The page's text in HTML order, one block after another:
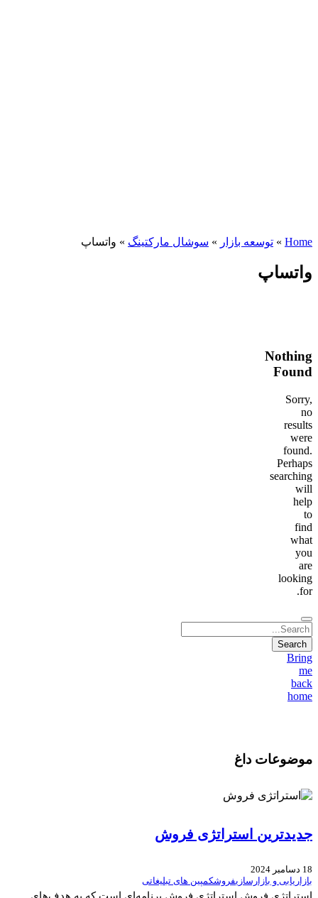
Home
» توسعه بازار » سوشال مارکتینگ » واتساپ
واتساپ
Nothing
Found
Sorry,
no
results
were
found.
Perhaps
searching
will
help
to
find
what
you
are
looking
for.
Bring
me
back
home
موضوعات داغ
جدیدترین استراتژی فروش
18 دسامبر 2024
بازاریابی و بازارسازیفروشکمپین های تبلیغاتی